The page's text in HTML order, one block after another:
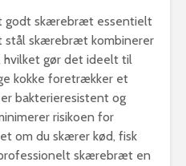
godt skærebræt essentielt
stål skærebræt kombinerer
hvilket gør det ideelt til
kokke foretrækker et
bakterieresistent og
risikoen for
om du skærer kød, fisk
skærebræt en